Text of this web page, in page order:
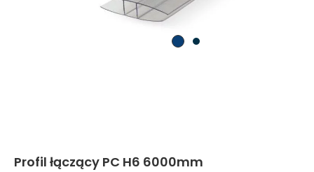
Profil łączący PC H6 6000mm